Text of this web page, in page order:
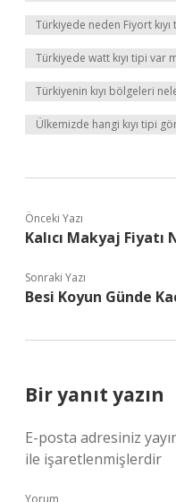
Türkiyede neden Fiyort
Türkiyede watt kıyı tipi var
Türkiyenin kıyı bölgeleri
Ülkemizde hangi kıyı tipi
Önceki Yazı
Kalıcı Makyaj Fiyatı
Sonraki Yazı
Besi Koyun Günde
Bir yanıt yazın
E-posta adresiniz
ile işaretlenmişlerdir
Yorum